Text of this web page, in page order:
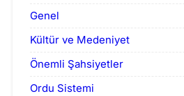
Genel
Kültür ve Medeniyet
Önemli Şahsiyetler
Ordu Sistemi